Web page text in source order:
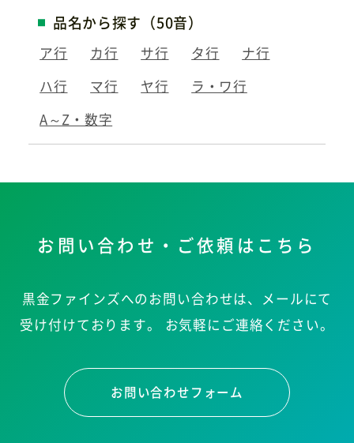
品名から探す（50音）
ア行 カ行 サ行 タ行
ナ行
ハ行
マ行 ヤ行
ラ・ワ行
A～Z・数字
お問い合わせ・ご依頼はこちら
黒金ファインズへのお問い合わせは、メールにて
受け付けております。
お気軽にご連絡ください。
お問い合わせフォーム